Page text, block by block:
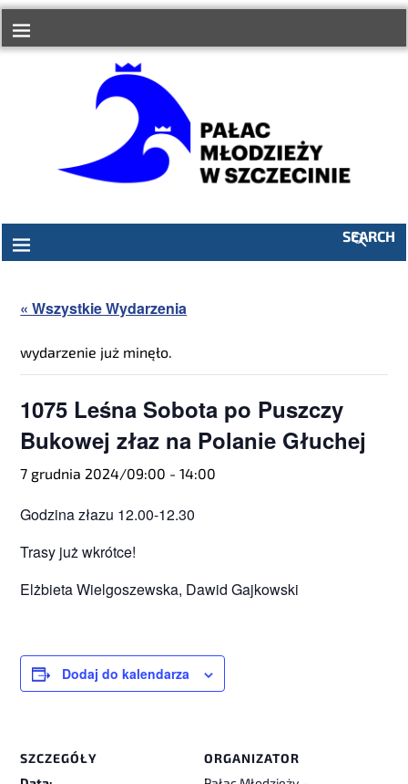
SEARCH
« Wszystkie Wydarzenia
wydarzenie już minęło.
1075 Leśna Sobota po Puszczy
Bukowej złaz na Polanie Głuchej
7 grudnia 2024/09:00 -14:00
Godzina złazu 12.00-12.30
Trasy już wkrótce!
Elżbieta Wielgoszewska, Dawid Gajkowski
Dodaj do kalendarza
SZCZEGÓŁY
ORGANIZATOR